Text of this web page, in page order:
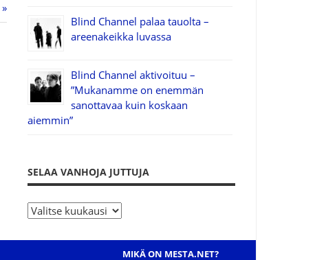
Blind Channel palaa tauolta –
areenakeikka luvassa
Blind Channel aktivoituu –
”Mukanamme on enemmän
sanottavaa kuin koskaan
aiemmin”
SELAA VANHOJA JUTTUJA
S
MIKÄ ON MESTA.NET?